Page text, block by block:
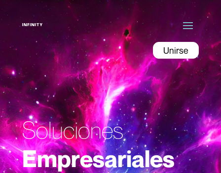
Unirse
Soluciones
Empresariales